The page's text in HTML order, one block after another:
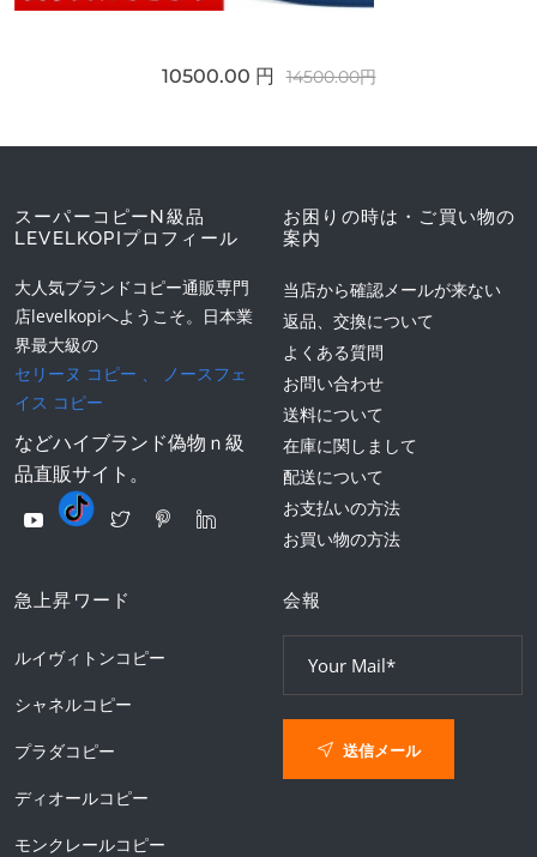
10500.00 円 14500.00円
スーパーコピーN級品
LEVELKOPIプロフィール
大人気ブランドコピー通販専門
店levelkopiへようこそ。日本業
界最大級の
セリーヌ コピー 、
ノースフェ
イス コピー
などハイブランド偽物ｎ級
品直販サイト。
お困りの時は・ご買い物の
案内
当店から確認メールが来ない
返品、交換について
よくある質問
お問い合わせ
送料について
在庫に関しまして
配送について
お支払いの方法
お買い物の方法
急上昇ワード
ルイヴィトンコピー
シャネルコピー
プラダコピー
ディオールコピー
モンクレールコピー
会報
送信メール